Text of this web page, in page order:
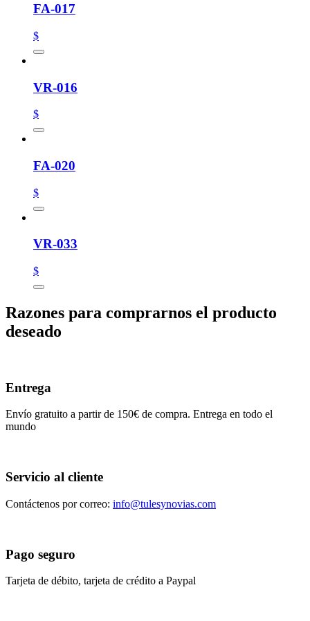
FA-017
$
VR-016
$
FA-020
$
VR-033
$
Razones para comprarnos el producto
deseado
Entrega
Envío gratuito a partir de 150€ de compra. Entrega en todo el
mundo
Servicio al cliente
Contáctenos por correo: info@tulesynovias.com
Pago seguro
Tarjeta de débito, tarjeta de crédito a Paypal